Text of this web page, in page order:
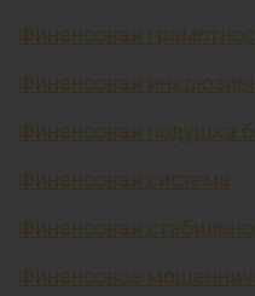
Финансовая
Финансовая
Финансовая подушка
Финансовая система
Финансовая
Финансовое